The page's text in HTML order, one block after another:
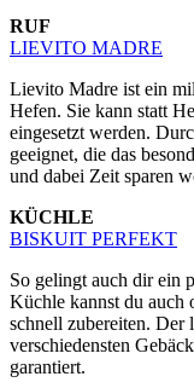
RUF
LIEVITO MADRE
Lievito Madre ist ein
Hefen. Sie kann statt
eingesetzt werden.
geeignet, die das
und dabei Zeit sparen
KÜCHLE
BISKUIT PERFEKT
So gelingt auch dir ein
Küchle kannst du auch
schnell zubereiten. Der
verschiedensten
garantiert.